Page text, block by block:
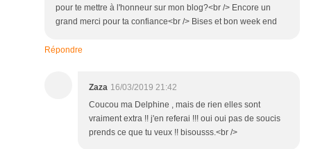
pour te mettre à l'honneur sur mon blog?<br /> Encore un
grand merci pour ta confiance<br /> Bises et bon week end
Répondre
Zaza 16/03/2019 21:42
Coucou ma Delphine , mais de rien elles sont
vraiment extra !! j'en referai !!! oui oui pas de soucis
prends ce que tu veux !! bisousss.<br />